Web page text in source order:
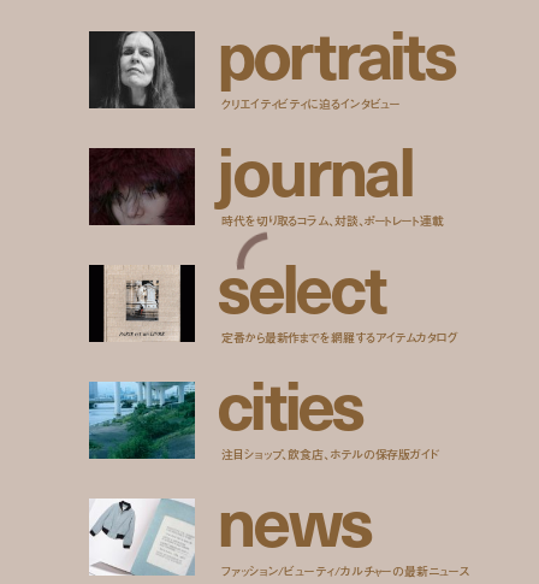
portraits
クリエイティビティに迫るインタビュー
journal
時代を切り取るコラム、対談、ポートレート連載
select
定番から最新作までを網羅するアイテムカタログ
cities
注目ショップ、飲食店、ホテルの保存版ガイド
news
ファッション/ビューティ/カルチャーの最新ニュース